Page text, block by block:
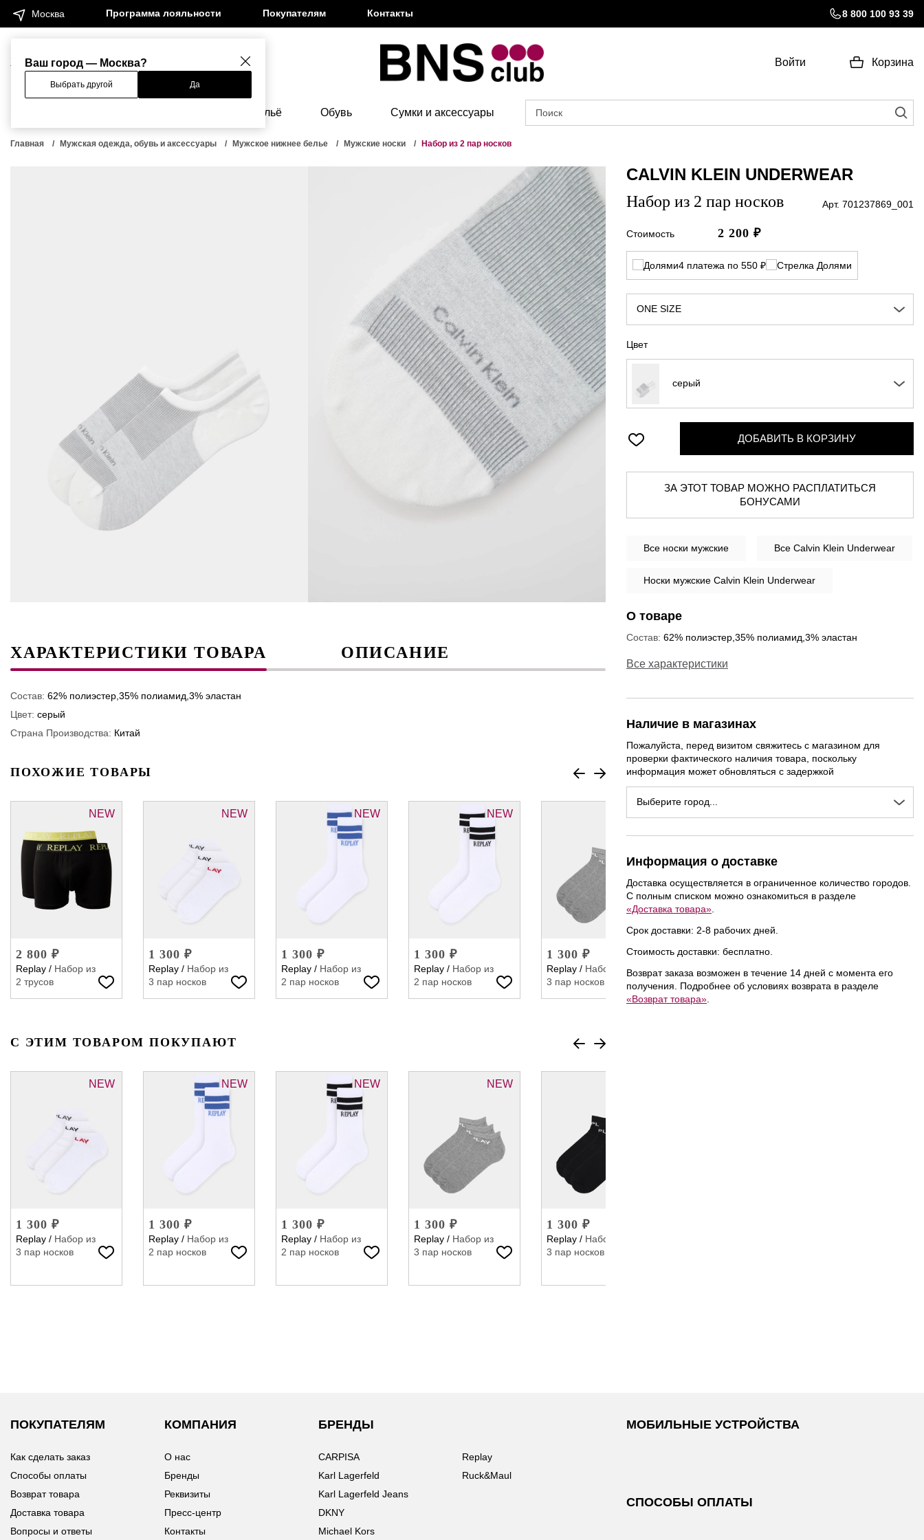
Ваш город — Москва?
Выбрать другой Да
Москва Программа лояльности Покупателям Контакты 8 800 100 93 39
Женщинам Мужчинам Войти Корзина
Бельё Обувь Сумки и аксессуары
Главная Мужская одежда, обувь и аксессуары Мужское нижнее белье Мужские носки Набор из 2 пар носков
ХАРАКТЕРИСТИКИ ТОВАРА ОПИСАНИЕ
Состав: 62% полиэстер,35% полиамид,3% эластан
Цвет: серый
Страна Производства: Китай
ПОХОЖИЕ ТОВАРЫ
NEW
2 800 ₽
Replay / Набор из
2 трусов
NEW
1 300 ₽
Replay / Набор из
3 пар носков
NEW
1 300 ₽
Replay / Набор из
2 пар носков
NEW
1 300 ₽
Replay / Набор из
2 пар носков
1 300 ₽
Replay / Набор из
3 пар носков
1 300 ₽
3 пар носков
Replay
С ЭТИМ ТОВАРОМ ПОКУПАЮТ
NEW
1 300 ₽
Replay / Набор из
3 пар носков
NEW
1 300 ₽
Replay / Набор из
2 пар носков
NEW
1 300 ₽
Replay / Набор из
2 пар носков
NEW
1 300 ₽
Replay / Набор из
3 пар носков
1 300 ₽
Replay / Набор из
3 пар носков
CALVIN KLEIN UNDERWEAR
Набор из 2 пар носков Арт. 701237869_001
Стоимость 2 200 ₽
4 платежа по 550 ₽
ONE SIZE
Цвет
серый
ДОБАВИТЬ В КОРЗИНУ
ЗА ЭТОТ ТОВАР МОЖНО РАСПЛАТИТЬСЯ
БОНУСАМИ
Все носки мужские Все Calvin Klein Underwear
Носки мужские Calvin Klein Underwear
О товаре
Состав: 62% полиэстер,35% полиамид,3% эластан
Все характеристики
Наличие в магазинах
Пожалуйста, перед визитом свяжитесь с магазином для
проверки фактического наличия товара, поскольку
информация может обновляться с задержкой
Выберите город...
Информация о доставке
Доставка осуществляется в ограниченное количество городов.
С полным списком можно ознакомиться в разделе
«Доставка товара»
Срок доставки: 2-8 рабочих дней.
Стоимость доставки: бесплатно.
Возврат заказа возможен в течение 14 дней с момента его
получения. Подробнее об условиях возврата в разделе
«Возврат товара»
ПОКУПАТЕЛЯМ
Как сделать заказ
Способы оплаты
Возврат товара
Доставка товара
Вопросы и ответы
КОМПАНИЯ
О нас
Бренды
Реквизиты
Пресс-центр
Контакты
БРЕНДЫ
CARPISA
Karl Lagerfeld
Karl Lagerfeld Jeans
DKNY
Michael Kors
Replay
Ruck&Maul
МОБИЛЬНЫЕ УСТРОЙСТВА
СПОСОБЫ ОПЛАТЫ